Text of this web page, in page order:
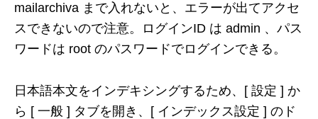
mailarchiva まで入れないと、エラーが出てアクセ
スできないので注意。ログインID は admin 、パス
ワードは root のパスワードでログインできる。
日本語本文をインデキシングするため、[ 設定 ] か
ら [ 一般 ] タブを開き、[ インデックス設定 ] のド